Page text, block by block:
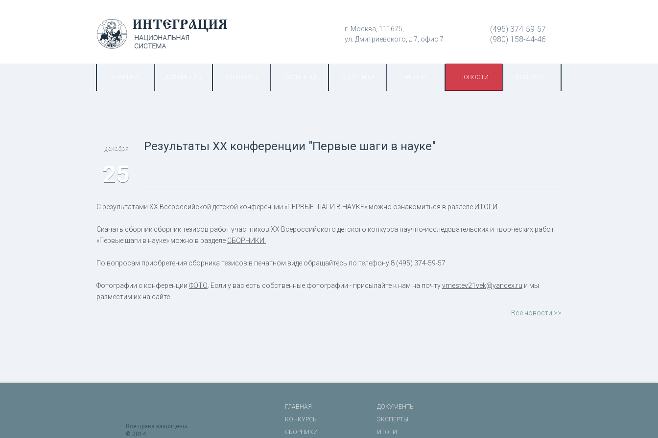
г. Москва, 111675,
ул. Дмитриевского, д.7, офис 7
(495) 374-59-57
(980) 158-44-46
НОВОСТИ
Результаты XX конференции "Первые шаги в науке"
декабря
25
С результатами XX Всероссийской детской конференции «ПЕРВЫЕ ШАГИ В НАУКЕ» можно ознакомиться в разделе ИТОГИ
Скачать сборник сборник тезисов работ участников XX Всероссийского детского конкурса научно-исследовательских и творческих работ
«Первые шаги в науке» можно в разделе СБОРНИКИ.
По вопросам приобретения сборника тезисов в печатном виде обращайтесь по телефону 8 (495) 374-59-57
Фотографии с конференции ФОТО . Если у вас есть собственные фотографии - присылайте к нам на почтуvmestev21vek@yandex.ru и мы
разместим их на сайте.
Все новости >>
Все права защищены
© 2014
ГЛАВНАЯ
ДОКУМЕНТЫ
КОНКУРСЫ
ЭКСПЕРТЫ
СБОРНИКИ
ИТОГИ